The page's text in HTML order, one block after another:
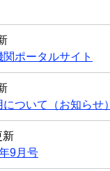
ポータルサイト
ついて（お知らせ）
新
9月号